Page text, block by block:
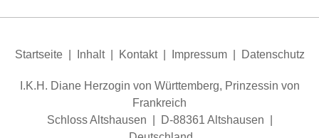
Startseite| Inhalt| Kontakt| Impressum| Datenschutz
I.K.H. Diane Herzogin von Württemberg, Prinzessin von
Frankreich
Schloss Altshausen | D-88361 Altshausen |